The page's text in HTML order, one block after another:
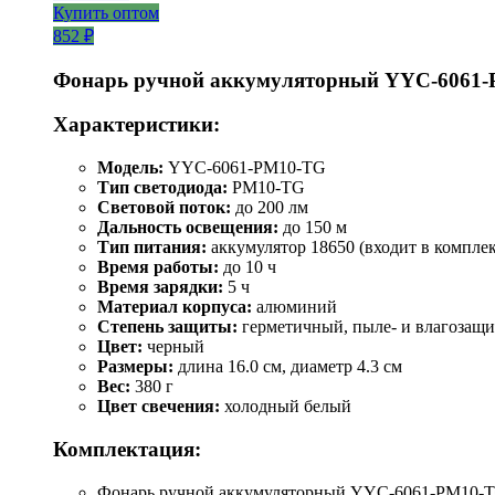
Купить оптом
852 ₽
Фонарь ручной аккумуляторный YYC-
Характеристики:
Модель: YYC-6061-РM10-TG
Тип светодиода: PM10-TG
Световой поток: до 200 лм
Дальность освещения: до 150 м
Тип питания: аккумулятор 18650 (входит в
Время работы: до 10 ч
Время зарядки: 5 ч
Материал корпуса: алюминий
Степень защиты: герметичный, пыле- и
Цвет: черный
Размеры: длина 16.0 см, диаметр 4.3 см
Вес: 380 г
Цвет свечения: холодный белый
Комплектация: